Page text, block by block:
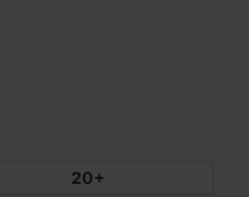
20+